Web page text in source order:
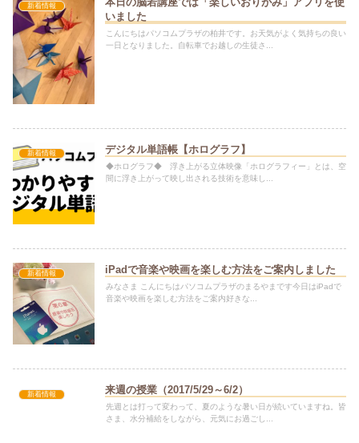
新着情報
いました
こんにちはパソコムプラザの柏井です。お天気がよく気持ちの良い
一日となりました。自転車でお越しの生徒さ...
新着情報 デジタル単語帳【ホログラフ】
◆ホログラフ◆ 浮き上がる立体映像「ホログラフィー」とは、空
間に浮き上がって映し出される技術を意味し...
新着情報 iPadで音楽や映画を楽しむ方法をご案内しました
みなさま こんにちはパソコムプラザのまるやまです今日はiPadで
音楽や映画を楽しむ方法をご案内好きな...
新着情報 来週の授業（2017/5/29～6/2）
先週とは打って変わって、夏のような暑い日が続いていますね。皆
さま、水分補給をしながら、元気にお過ごし...